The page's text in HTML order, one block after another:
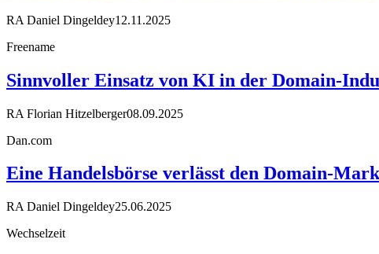
RA Daniel Dingeldey12.11.2025
Freename
Sinnvoller Einsatz von KI in der Domain-
RA Florian Hitzelberger08.09.2025
Dan.com
Eine Handelsbörse verlässt den Domain-
RA Daniel Dingeldey25.06.2025
Wechselzeit